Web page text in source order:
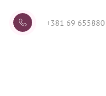
+381 69 655880